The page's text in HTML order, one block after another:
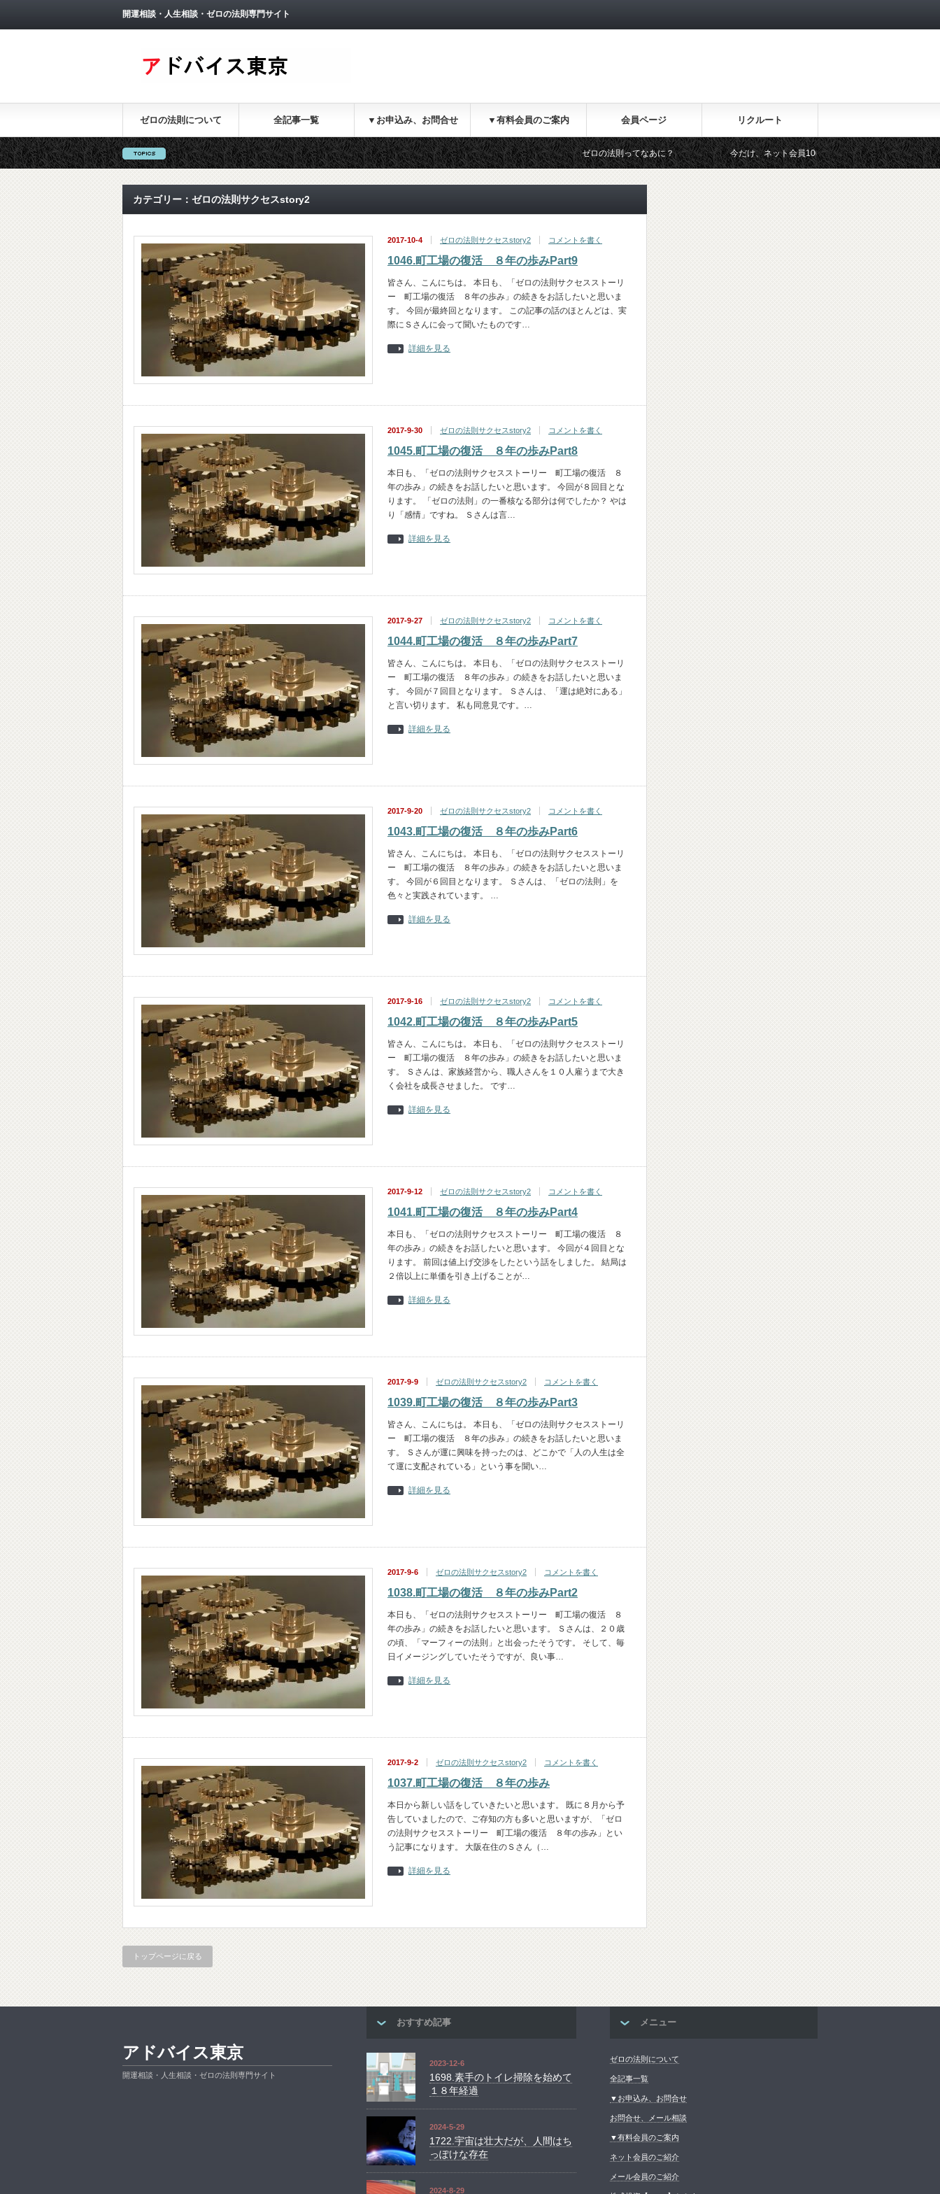
開運相談・人生相談・ゼロの法則専門サイト
ゼロの法則について 全記事一覧 ▼お申込み、お問合せ ▼有料会員のご案内 会員ページ リクルート
ゼロの法則ってなあに？ 今だけ、ネット会員1000円オフ
カテゴリー：ゼロの法則サクセスstory2
2017-10-4 ゼロの法則サクセスstory2 コメントを書く
1046.町工場の復活 ８年の歩みPart9
皆さん、こんにちは。 本日も、「ゼロの法則サクセスストーリ
ー 町工場の復活 ８年の歩み」の続きをお話したいと思いま
す。 今回が最終回となります。 この記事の話のほとんどは、実
際にＳさんに会って聞いたものです…
詳細を見る
2017-9-30 ゼロの法則サクセスstory2 コメントを書く
1045.町工場の復活 ８年の歩みPart8
本日も、「ゼロの法則サクセスストーリー 町工場の復活 ８
年の歩み」の続きをお話したいと思います。 今回が８回目とな
ります。 「ゼロの法則」の一番核なる部分は何でしたか？ やは
り「感情」ですね。 Ｓさんは言…
詳細を見る
2017-9-27 ゼロの法則サクセスstory2 コメントを書く
1044.町工場の復活 ８年の歩みPart7
皆さん、こんにちは。 本日も、「ゼロの法則サクセスストーリ
ー 町工場の復活 ８年の歩み」の続きをお話したいと思いま
す。 今回が７回目となります。 Ｓさんは、「運は絶対にある」
と言い切ります。 私も同意見です。…
詳細を見る
2017-9-20 ゼロの法則サクセスstory2 コメントを書く
1043.町工場の復活 ８年の歩みPart6
皆さん、こんにちは。 本日も、「ゼロの法則サクセスストーリ
ー 町工場の復活 ８年の歩み」の続きをお話したいと思いま
す。 今回が６回目となります。 Ｓさんは、「ゼロの法則」を
色々と実践されています。 …
詳細を見る
2017-9-16 ゼロの法則サクセスstory2 コメントを書く
1042.町工場の復活 ８年の歩みPart5
皆さん、こんにちは。 本日も、「ゼロの法則サクセスストーリ
ー 町工場の復活 ８年の歩み」の続きをお話したいと思いま
す。 Ｓさんは、家族経営から、職人さんを１０人雇うまで大き
く会社を成長させました。 です…
詳細を見る
2017-9-12 ゼロの法則サクセスstory2 コメントを書く
1041.町工場の復活 ８年の歩みPart4
本日も、「ゼロの法則サクセスストーリー 町工場の復活 ８
年の歩み」の続きをお話したいと思います。 今回が４回目とな
ります。 前回は値上げ交渉をしたという話をしました。 結局は
２倍以上に単価を引き上げることが…
詳細を見る
2017-9-9 ゼロの法則サクセスstory2 コメントを書く
1039.町工場の復活 ８年の歩みPart3
皆さん、こんにちは。 本日も、「ゼロの法則サクセスストーリ
ー 町工場の復活 ８年の歩み」の続きをお話したいと思いま
す。 Ｓさんが運に興味を持ったのは、どこかで「人の人生は全
て運に支配されている」という事を聞い…
詳細を見る
2017-9-6 ゼロの法則サクセスstory2 コメントを書く
1038.町工場の復活 ８年の歩みPart2
本日も、「ゼロの法則サクセスストーリー 町工場の復活 ８
年の歩み」の続きをお話したいと思います。 Ｓさんは、２０歳
の頃、「マーフィーの法則」と出会ったそうです。 そして、毎
日イメージングしていたそうですが、良い事…
詳細を見る
2017-9-2 ゼロの法則サクセスstory2 コメントを書く
1037.町工場の復活 ８年の歩み
本日から新しい話をしていきたいと思います。 既に８月から予
告していましたので、ご存知の方も多いと思いますが、「ゼロ
の法則サクセスストーリー 町工場の復活 ８年の歩み」とい
う記事になります。 大阪在住のＳさん（…
詳細を見る
トップページに戻る
おすすめ記事
2023-12-6
1698.素手のトイレ掃除を始めて
１８年経過
2024-5-29
1722.宇宙は壮大だが、人間はち
っぽけな存在
2024-8-29
メニュー
ゼロの法則について
全記事一覧
▼お申込み、お問合せ
お問合せ、メール相談
▼有料会員のご案内
ネット会員のご紹介
メール会員のご紹介
アドバイス東京
開運相談・人生相談・ゼロの法則専門サイト